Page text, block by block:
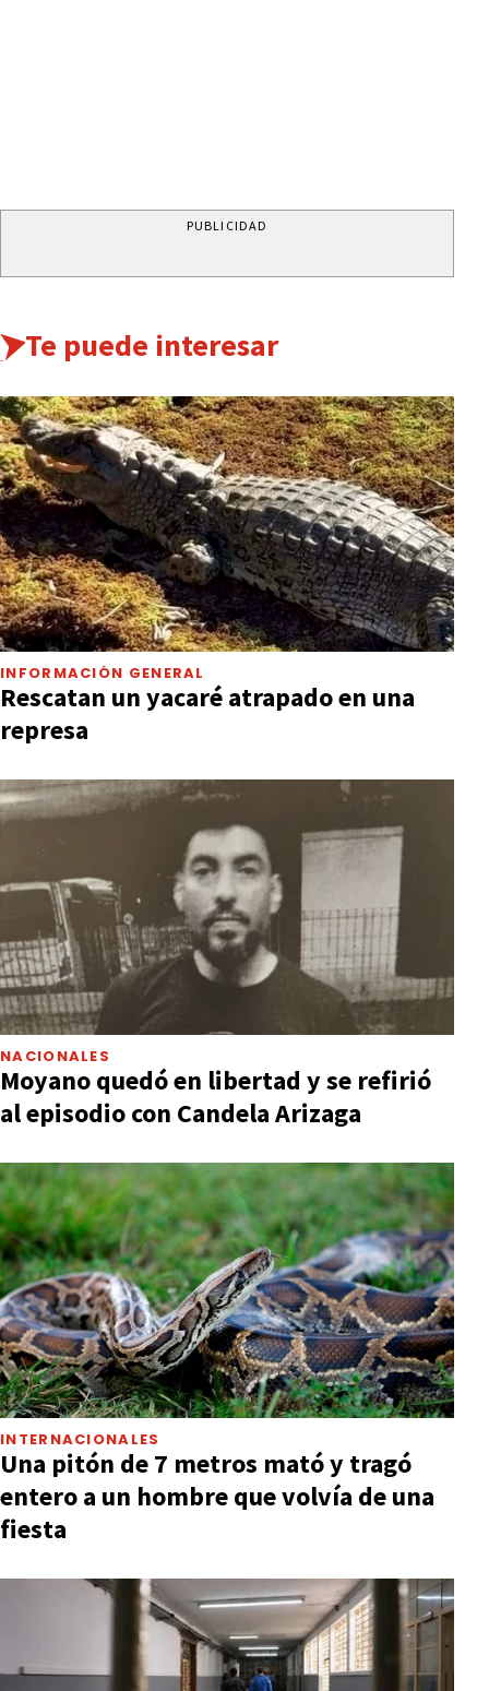
PUBLICIDAD
Te puede interesar
INFORMACIÓN GENERAL
Rescatan un yacaré atrapado en una
represa
NACIONALES
Moyano quedó en libertad y se refirió
al episodio con Candela Arizaga
INTERNACIONALES
Una pitón de 7 metros mató y tragó
entero a un hombre que volvía de una
fiesta